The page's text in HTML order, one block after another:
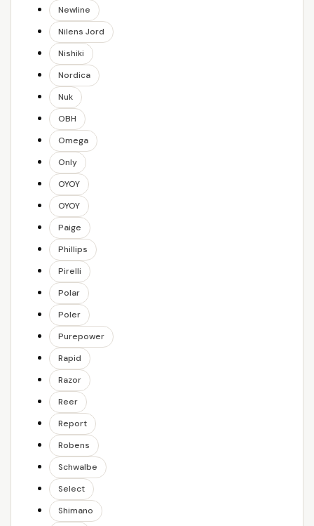
Newline
Nilens Jord
Nishiki
Nordica
Nuk
OBH
Omega
Only
OYOY
OYOY
Paige
Phillips
Pirelli
Polar
Poler
Purepower
Rapid
Razor
Reer
Report
Robens
Schwalbe
Select
Shimano